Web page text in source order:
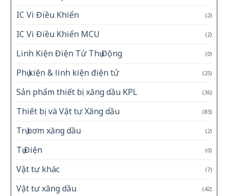
IC Vi Điều Khiển (2)
IC Vi Điều Khiển MCU (2)
Linh Kiện Điện Tử Thụ Động (0)
Phụ kiện & linh kiện điện tử (25)
Sản phẩm thiết bị xăng dầu KPL (36)
Thiết bị và Vật tư Xăng dầu (83)
Trụ bơm xăng dầu (2)
Tụ Điện (0)
Vật tư khác (7)
Vật tư xăng dầu (42)